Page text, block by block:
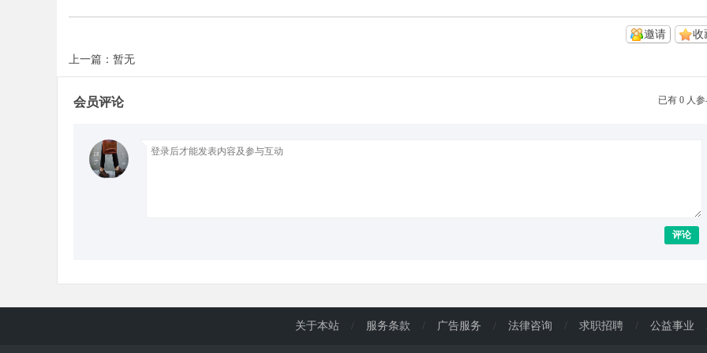
收
邀请
上一篇：暂无
已有 0 人
会员评论
评论
关于本站 / 服务条款 / 广告服务 / 法律咨询 / 求职招聘 / 公益事业